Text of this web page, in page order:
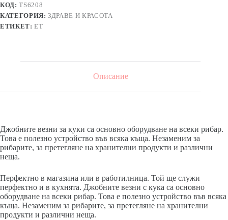
КОД:TS6208
КАТЕГОРИЯ:ЗДРАВЕ И КРАСОТА
ЕТИКЕТ:ЕТ
Описание
Джобните везни за куки са основно оборудване на всеки рибар.
Това е полезно устройство във всяка къща. Незаменим за
рибарите, за претегляне на хранителни продукти и различни
неща.
Перфектно в магазина или в работилница. Той ще служи
перфектно и в кухнята. Джобните везни с кука са основно
оборудване на всеки рибар. Това е полезно устройство във всяка
къща. Незаменим за рибарите, за претегляне на хранителни
продукти и различни неща.